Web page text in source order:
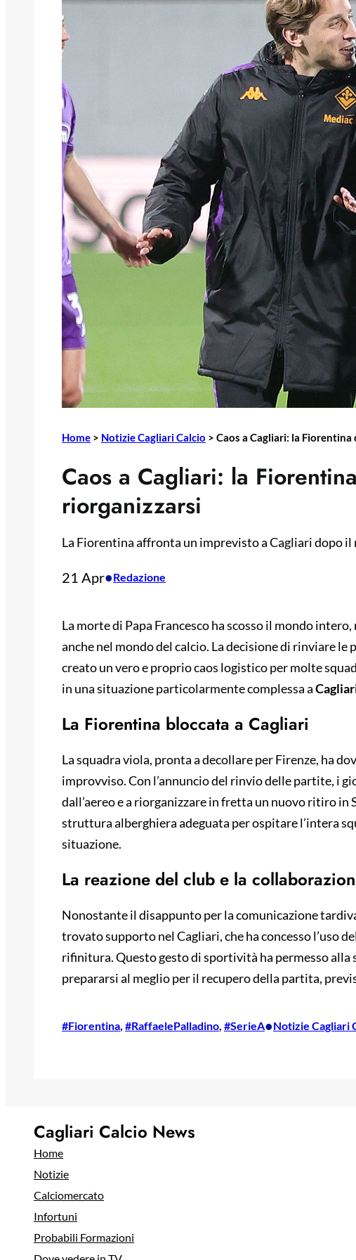
Home > Notizie Cagliari Calcio > Caos a Cagliari: la
Caos a Cagliari: la
riorganizzarsi
La Fiorentina affronta un imprevisto a Cagliari dopo
21 Apr•Redazione
La morte di Papa Francesco ha scosso il mondo
anche nel mondo del calcio. La decisione di rinviare le
creato un vero e proprio caos logistico per molte
in una situazione particolarmente complessa a
La Fiorentina bloccata a Cagliari
La squadra viola, pronta a decollare per Firenze, ha
improvviso. Con l’annuncio del rinvio delle partite, i
dall’aereo e a riorganizzare in fretta un nuovo ritiro in
struttura alberghiera adeguata per ospitare l’intera
situazione.
La reazione del club e la
Nonostante il disappunto per la comunicazione
trovato supporto nel Cagliari, che ha concesso l’uso
rifinitura. Questo gesto di sportività ha permesso alla
prepararsi al meglio per il recupero della partita,
#Fiorentina, #RaffaelePalladino, #SerieA•Notizie Cagliari
Cagliari Calcio News
Home
Notizie
Calciomercato
Infortuni
Probabili Formazioni